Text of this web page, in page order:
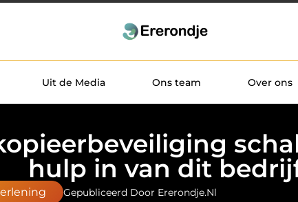
Uit de Media Ons team Over ons
hulp in van dit
Gepubliceerd Door Ererondje.nl